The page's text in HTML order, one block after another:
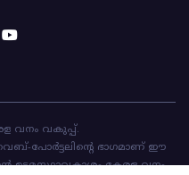
വനം വകുപ്പ്.
പോർട്ടലിന്റെ ഭാഗമാണ് ഈ
ഉടമസ്ഥാവകാശം കേരള വനം